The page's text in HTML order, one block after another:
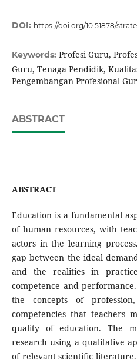
DOI: https://doi.org/10.51878/
Keywords: Profesi Guru,
Guru, Tenaga Pendidik,
Pengembangan Profesional
ABSTRACT
ABSTRACT
Education is a fundamental
of human resources, with
actors in the learning
gap between the ideal
and the realities in
competence and
the concepts of
competencies that teachers
quality of education. The
research using a qualitative
of relevant scientific